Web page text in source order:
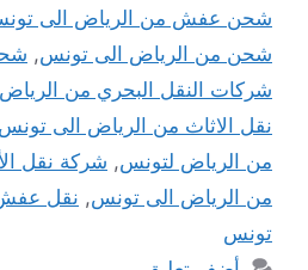
شحن عفش من الرياض الى
شحن من الرياض الى تونس,
شركات النقل البحري من
نقل الاثاث من الرياض الى تونس
من الرياض لتونس, شركة نقل
من الرياض الى تونس, نقل
تونس